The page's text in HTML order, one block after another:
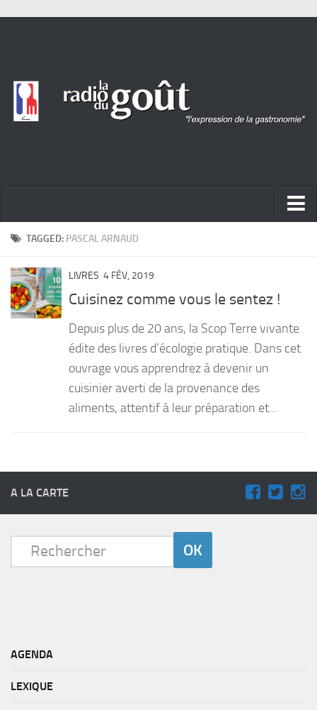
ACTUALITÉ
PORTRAITS
LIVRES
TAGGED: PASCAL ARNAUD
LIVRES 4 FÉV, 2019
Cuisinez comme vous le sentez !
Depuis plus de 20 ans, la Scop Terre vivante
édite des livres d’écologie pratique. Dans cet
ouvrage vous apprendrez à devenir un
cuisinier averti de la provenance des
aliments, attentif à leur préparation et...
A LA CARTE
AGENDA
LEXIQUE